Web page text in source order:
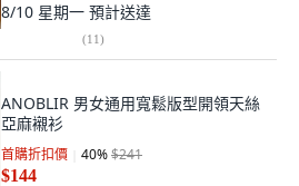
8/10 星期一 預計送達
(11)
ANOBLIR 男女通用寬鬆版型開領天絲
亞麻襯衫
首購折扣價 40%$241
$144